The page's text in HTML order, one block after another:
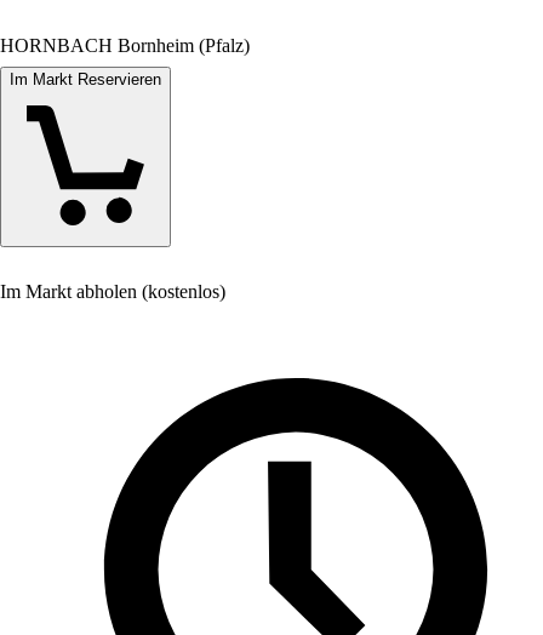
HORNBACH Bornheim (Pfalz)
Im Markt Reservieren
Im Markt abholen (kostenlos)